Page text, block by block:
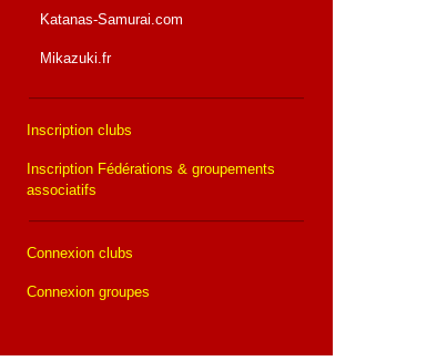
Katanas-Samurai.com
Mikazuki.fr
Inscription clubs
Inscription Fédérations & groupements
associatifs
Connexion clubs
Connexion groupes